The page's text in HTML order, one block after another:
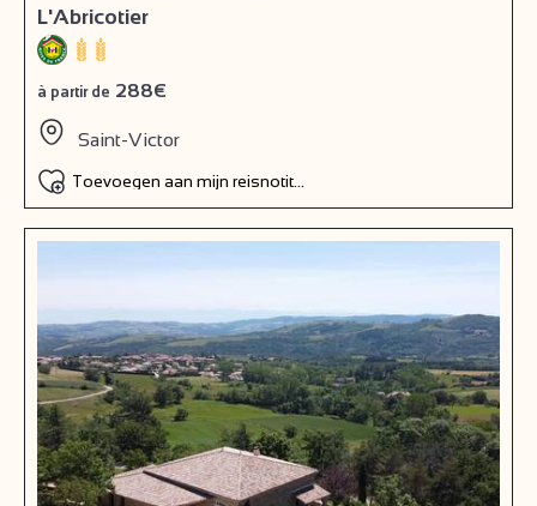
L'Abricotier
à partir de 288€
Saint-Victor
Toevoegen aan mijn reisnotitieboek